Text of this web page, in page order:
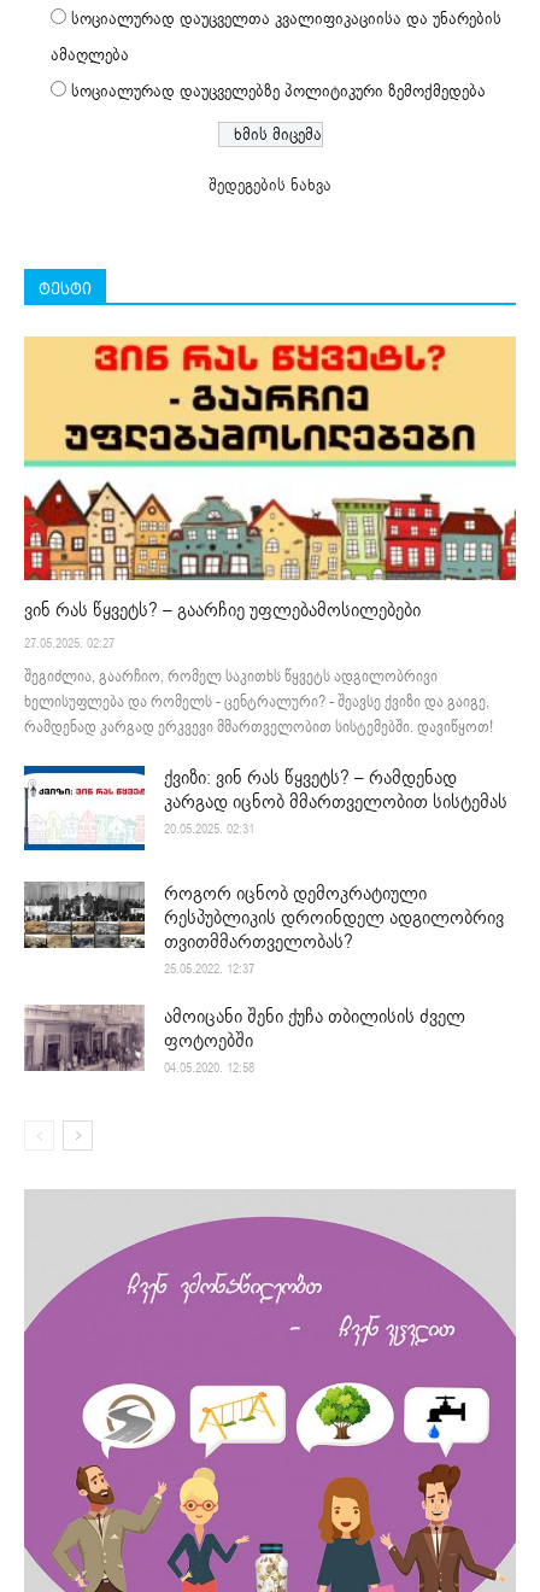
სოციალურად დაუცველთა კვალიფიკაციისა და უნარების
ამაღლება
სოციალურად დაუცველებზე პოლიტიკური ზემოქმედება
შედეგების ნახვა
ტესტი
ვინ რას წყვეტს? – გაარჩიე უფლებამოსილებები
27.05.2025. 02:27
შეგიძლია, გაარჩიო, რომელ საკითხს წყვეტს ადგილობრივი
ხელისუფლება და რომელს - ცენტრალური? - შეავსე ქვიზი და გაიგე,
რამდენად კარგად ერკვევი მმართველობით სისტემებში. დავიწყოთ!
ქვიზი: ვინ რას წყვეტს? – რამდენად
კარგად იცნობ მმართველობით სისტემას
20.05.2025. 02:31
როგორ იცნობ დემოკრატიული
რესპუბლიკის დროინდელ ადგილობრივ
თვითმმართველობას?
25.05.2022. 12:37
ამოიცანი შენი ქუჩა თბილისის ძველ
ფოტოებში
04.05.2020. 12:58